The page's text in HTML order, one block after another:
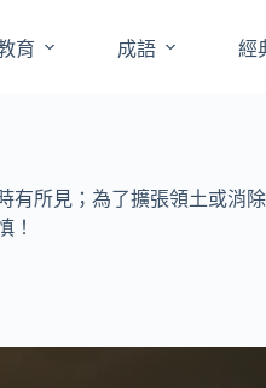
育 成語 經
所見；為了擴張領土或消
！